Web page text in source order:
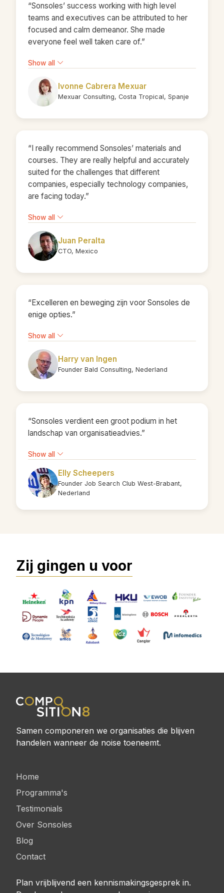
“Sonsoles’ success working with high level
teams and executives can be attributed to her
focused and calm demeanor. She made
everyone feel well taken care of.”
Show all
Ivonne Cabrera Mexuar
Mexuar Consulting, Costa Tropical, Spanje
“I really recommend Sonsoles’ materials and
courses. They are really helpful and accurately
suited for the challenges that different
companies, especially technology companies,
are facing today.”
Show all
Juan Peralta
CTO, Mexico
“Excelleren en beweging zijn voor Sonsoles de
enige opties.”
Show all
Harry van Ingen
Founder Bald Consulting, Nederland
“Sonsoles verdient een groot podium in het
landschap van organisatieadvies.”
Show all
Elly Scheepers
Founder Job Search Club West-Brabant,
Nederland
Zij gingen u voor
Samen componeren we organisaties die blijven
handelen wanneer de noise toeneemt.
Home
Programma's
Testimonials
Over Sonsoles
Blog
Contact
Plan vrijblijvend een kennismakingsgesprek in.